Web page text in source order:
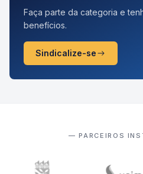
Faça parte da categoria e
benefícios.
Sindicalize-se
— PARCEIROS